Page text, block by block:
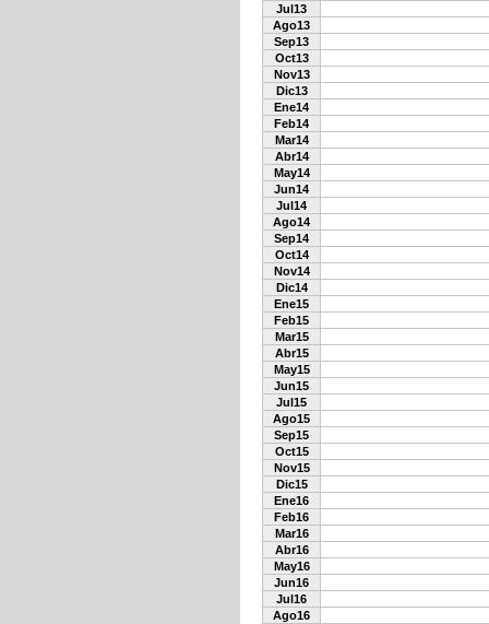
Jul13
Ago13
Sep13
Oct13
Nov13
Dic13
Ene14
Feb14
Mar14
Abr14
May14
Jun14
Jul14
Ago14
Sep14
Oct14
Nov14
Dic14
Ene15
Feb15
Mar15
Abr15
May15
Jun15
Jul15
Ago15
Sep15
Oct15
Nov15
Dic15
Ene16
Feb16
Mar16
Abr16
May16
Jun16
Jul16
Ago16